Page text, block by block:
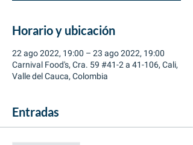
Horario y ubicación
22 ago 2022, 19:00 – 23 ago 2022, 19:00
Carnival Food's, Cra. 59 #41-2 a 41-106, Cali,
Valle del Cauca, Colombia
Entradas